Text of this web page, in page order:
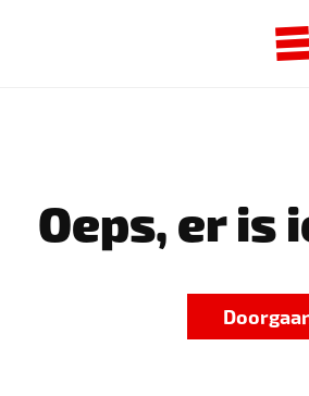
Oeps, er is